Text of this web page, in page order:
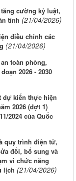
cường kỷ luật,
tỉnh (21/04/2026)
điều chỉnh các
(21/04/2026)
toàn phòng,
2026 - 2030
dự kiến thực hiện
2026 (đợt 1)
2024 của Quốc
quy trình điện tử,
đổi, bổ sung và
vi chức năng
lịch (21/04/2026)